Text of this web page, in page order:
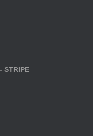
STRIPE